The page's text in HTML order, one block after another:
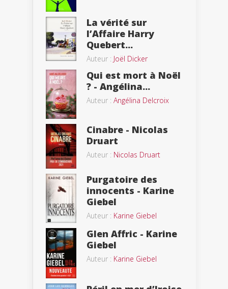
La vérité sur
l’Affaire Harry
Quebert...
Auteur : Joël Dicker
Qui est mort à Noël
? - Angélina...
Auteur : Angélina Delcroix
Cinabre - Nicolas
Druart
Auteur : Nicolas Druart
Purgatoire des
innocents - Karine
Giebel
Auteur : Karine Giebel
Glen Affric - Karine
Giebel
Auteur : Karine Giebel